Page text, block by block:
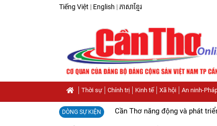
Tiếng Việt | English | ភាសាខ្មែរ
Thời sự Chính trị Kinh tế Xã hội An ninh-
DÒNG SỰ KIỆN Cần Thơ năng động và phát